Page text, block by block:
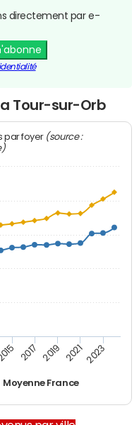
directement par e-
Tour-sur-Orb
par foyer (source :
Moyenne France
2017 2019 2021 2023